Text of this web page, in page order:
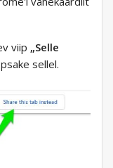
viip „Selle
sellel.